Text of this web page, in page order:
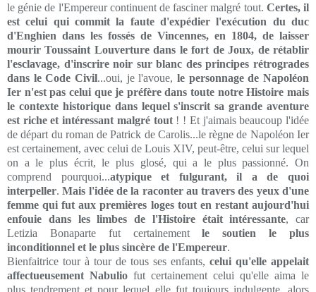
le génie de l'Empereur continuent de fasciner malgré tout. Certes, il
est celui qui commit la faute d'expédier l'exécution du duc
d'Enghien dans les fossés de Vincennes, en 1804, de laisser
mourir Toussaint Louverture dans le fort de Joux, de rétablir
l'esclavage, d'inscrire noir sur blanc des principes rétrogrades
dans le Code Civil...oui, je l'avoue, le personnage de Napoléon
Ier n'est pas celui que je préfère dans toute notre Histoire mais
le contexte historique dans lequel s'inscrit sa grande aventure
est riche et intéressant malgré tout! ! Et j'aimais beaucoup l'idée
de départ du roman de Patrick de Carolis...le règne de Napoléon Ier
est certainement, avec celui de Louis XIV, peut-être, celui sur lequel
on a le plus écrit, le plus glosé, qui a le plus passionné. On
comprend pourquoi...atypique et fulgurant, il a de quoi
interpeller.Mais l'idée de la raconter au travers des yeux d'une
femme qui fut aux premières loges tout en restant aujourd'hui
enfouie dans les limbes de l'Histoire était intéressante, car
Letizia Bonaparte fut certainementle soutien le plus
inconditionnel et le plus sincère de l'Empereur.
Bienfaitrice tour à tour de tous ses enfants, celui qu'elle appelait
affectueusement Nabulio fut certainement celui qu'elle aima le
plus tendrement et pour lequel elle fut toujours indulgente, alors